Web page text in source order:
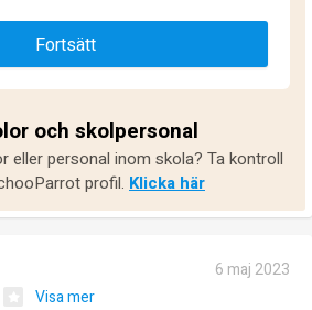
Fortsätt
och skolpersonal
eller personal inom skola? Ta kontroll
profil. Klicka här
6 maj 2023
Visa mer